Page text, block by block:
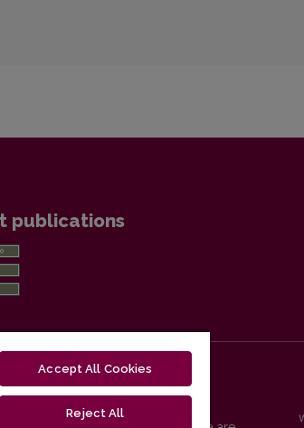
publications
Accept All Cookies
Reject All